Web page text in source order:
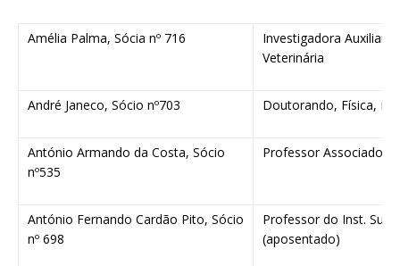
Amélia Palma, Sócia nº 716
Investigadora Auxiliar-
Veterinária
André Janeco, Sócio nº703 Doutorando, Física,
António Armando da Costa, Sócio
nº535
Professor Associado
António Fernando Cardão Pito, Sócio
nº 698
Professor do Inst.
(aposentado)